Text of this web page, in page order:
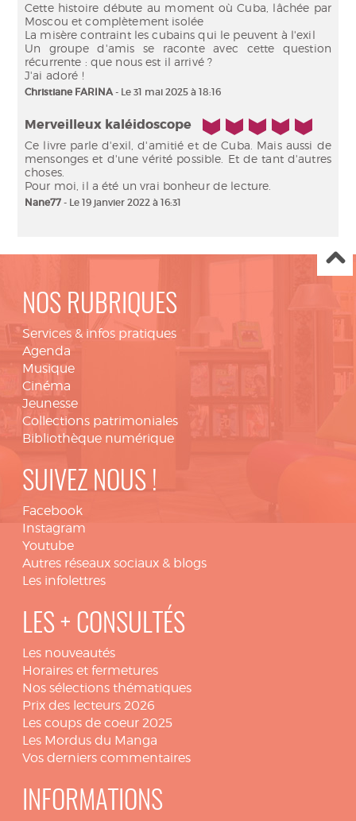
Cette histoire débute au moment où Cuba, lâchée par
Moscou et complètement isolée
La misère contraint les cubains qui le peuvent à l'exil
Un groupe d'amis se raconte avec cette question
récurrente : que nous est il arrivé ?
J'ai adoré !
Christiane FARINA- Le 31 mai 2025 à 18:16
Merveilleux kaléidoscope 5/5
Ce livre parle d'exil, d'amitié et de Cuba. Mais aussi de
mensonges et d'une vérité possible. Et de tant d'autres
choses.
Pour moi, il a été un vrai bonheur de lecture.
Nane77 - Le 19 janvier 2022 à 16:31
NOS RUBRIQUES
Services & infos pratiques
Agenda
Musique
Cinéma
Jeunesse
Collections patrimoniales
Bibliothèque numérique
SUIVEZ NOUS !
Facebook
Instagram
Youtube
Autres réseaux sociaux & blogs
Les infolettres
LES + CONSULTÉS
Les nouveautés
Horaires et fermetures
Nos sélections thématiques
Prix des lecteurs 2026
Les coups de coeur 2025
Les Mordus du Manga
Vos derniers commentaires
INFORMATIONS